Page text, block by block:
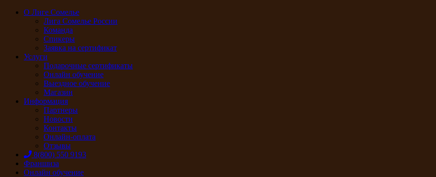
О Лиге Сомелье
Лига Сомелье России
Команда
Спикеры
Заявка на сертификат
Услуги
Подарочные сертификаты
Онлайн обучение
Выездное обучение
Магазин
Информация
Партнеры
Новости
Контакты
Онлайн-оплата
Отзывы
8(800) 550 9193
Франшиза
Онлайн обучение